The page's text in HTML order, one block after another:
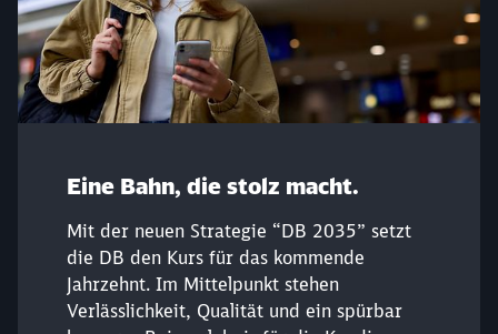
Eine Bahn, die stolz macht.
Mit der neuen Strategie “DB 2035” setzt
die DB den Kurs für das kommende
Jahrzehnt. Im Mittelpunkt stehen
Verlässlichkeit, Qualität und ein spürbar